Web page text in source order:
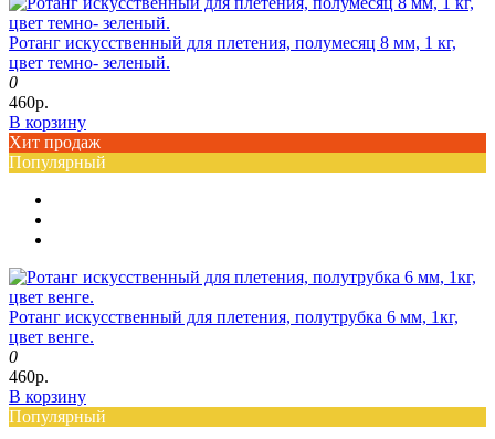
Ротанг искусственный для плетения, полумесяц 8 мм, 1 кг,
цвет темно- зеленый.
0
460р.
В корзину
Хит продаж
Популярный
Ротанг искусственный для плетения, полутрубка 6 мм, 1кг,
цвет венге.
0
460р.
В корзину
Популярный